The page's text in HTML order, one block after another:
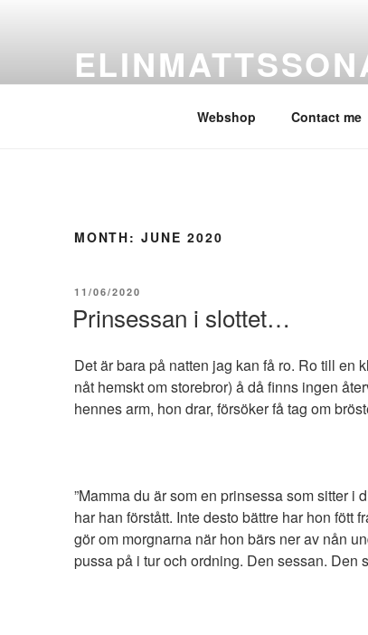
Webshop Contact me
MONTH:JUNE 2020
POSTED
11/06/2020
Prinsessan i slottet…
Det är bara på natten jag kan få ro. Ro till en
nåt hemskt om storebror) å då finns ingen
hennes arm, hon drar, försöker få tag om
”Mamma du är som en prinsessa som sitter i
har han förstått. Inte desto bättre har hon fött
gör om morgnarna när hon bärs ner av nån
pussa på i tur och ordning. Den sessan. Den